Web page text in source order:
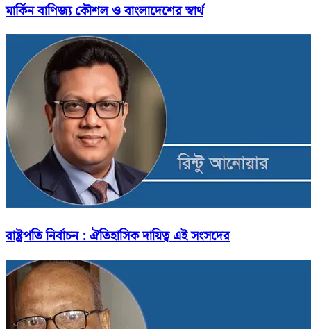
মার্কিন বাণিজ্য কৌশল ও বাংলাদেশের স্বার্থ
রাষ্ট্রপতি নির্বাচন : ঐতিহাসিক দায়িত্ব এই সংসদের